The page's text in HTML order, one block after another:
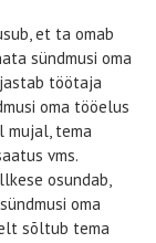
et ta omab
sündmusi oma
töötaja
oma tööelus
mujal, tema
vms.
osundab,
oma
sõltub tema